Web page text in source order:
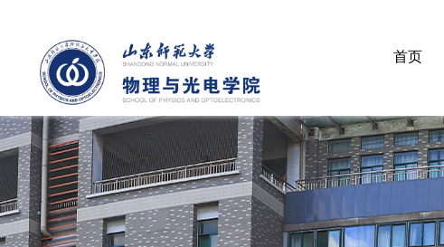
首页